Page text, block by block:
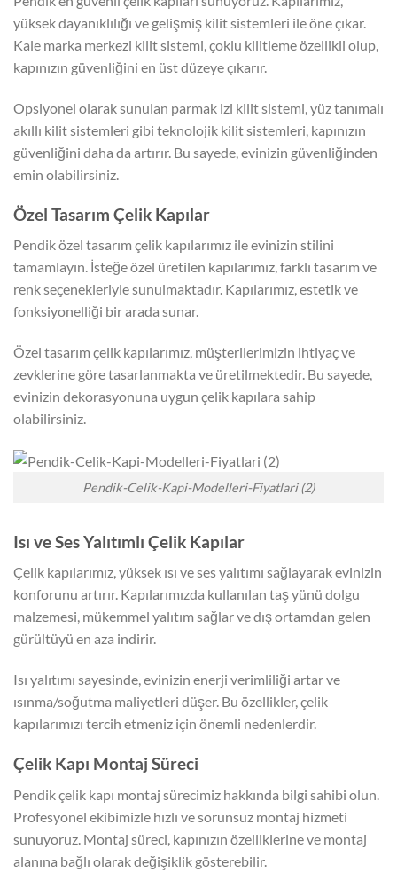
yüksek dayanıklılığı ve gelişmiş kilit sistemleri ile öne çıkar.
Kale marka merkezi kilit sistemi, çoklu kilitleme özellikli olup,
kapınızın güvenliğini en üst düzeye çıkarır.
Opsiyonel olarak sunulan parmak izi kilit sistemi, yüz tanımalı
akıllı kilit sistemleri gibi teknolojik kilit sistemleri, kapınızın
güvenliğini daha da artırır. Bu sayede, evinizin güvenliğinden
emin olabilirsiniz.
Özel Tasarım Çelik Kapılar
Pendik özel tasarım çelik kapılarımız ile evinizin stilini
tamamlayın. İsteğe özel üretilen kapılarımız, farklı tasarım ve
renk seçenekleriyle sunulmaktadır. Kapılarımız, estetik ve
fonksiyonelliği bir arada sunar.
Özel tasarım çelik kapılarımız, müşterilerimizin ihtiyaç ve
zevklerine göre tasarlanmakta ve üretilmektedir. Bu sayede,
evinizin dekorasyonuna uygun çelik kapılara sahip
olabilirsiniz.
Pendik-Celik-Kapi-Modelleri-Fiyatlari (2)
Isı ve Ses Yalıtımlı Çelik Kapılar
Çelik kapılarımız, yüksek ısı ve ses yalıtımı sağlayarak evinizin
konforunu artırır. Kapılarımızda kullanılan taş yünü dolgu
malzemesi, mükemmel yalıtım sağlar ve dış ortamdan gelen
gürültüyü en aza indirir.
Isı yalıtımı sayesinde, evinizin enerji verimliliği artar ve
ısınma/soğutma maliyetleri düşer. Bu özellikler, çelik
kapılarımızı tercih etmeniz için önemli nedenlerdir.
Çelik Kapı Montaj Süreci
Pendik çelik kapı montaj sürecimiz hakkında bilgi sahibi olun.
Profesyonel ekibimizle hızlı ve sorunsuz montaj hizmeti
sunuyoruz. Montaj süreci, kapınızın özelliklerine ve montaj
alanına bağlı olarak değişiklik gösterebilir.